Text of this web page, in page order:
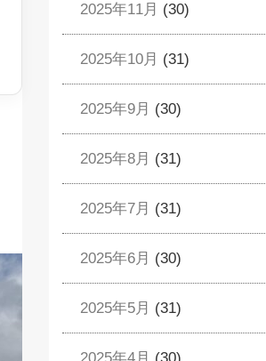
2025年11月 (30)
2025年10月 (31)
2025年9月 (30)
2025年8月 (31)
2025年7月 (31)
2025年6月 (30)
2025年5月 (31)